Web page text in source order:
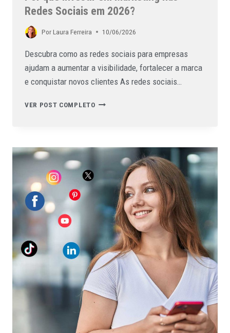
Redes Sociais em 2026?
PorLaura Ferreira 10/06/2026
Descubra como as redes sociais para empresas
ajudam a aumentar a visibilidade, fortalecer a marca
e conquistar novos clientes As redes sociais…
VER POST COMPLETO